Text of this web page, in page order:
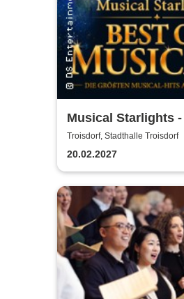
Musical Starlights
Musicals
Troisdorf, Stadthalle Troisdorf
20.02.2027